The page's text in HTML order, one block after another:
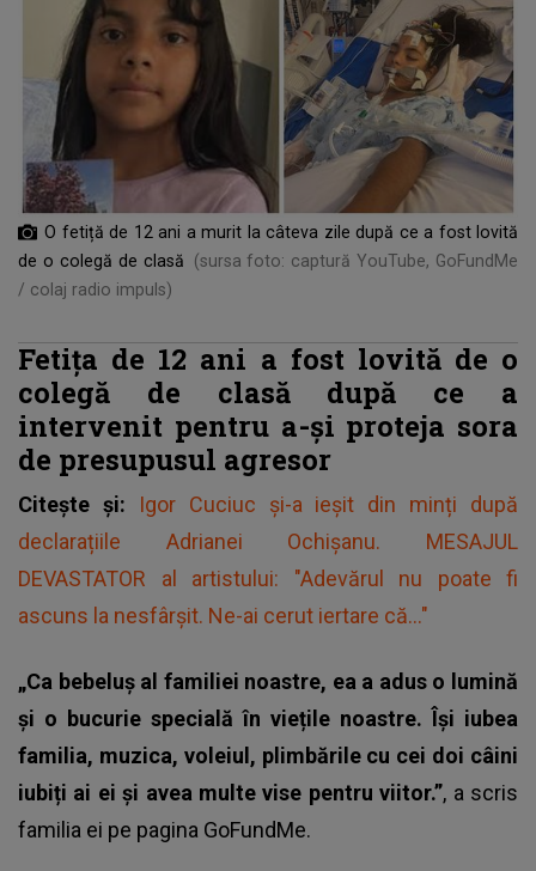
O fetiță de 12 ani a murit la câteva zile după ce a fost lovită
de o colegă de clasă
(sursa foto: captură YouTube, GoFundMe
/ colaj radio impuls)
Fetița de 12 ani a fost lovită de o
colegă de clasă după ce a
intervenit pentru a-și proteja sora
de presupusul agresor
Citește și:
Igor Cuciuc și-a ieșit din minți după
declarațiile Adrianei Ochișanu. MESAJUL
DEVASTATOR al artistului: "Adevărul nu poate fi
ascuns la nesfârșit. Ne-ai cerut iertare că..."
„Ca bebeluș al familiei noastre, ea a adus o lumină
și o bucurie specială în viețile noastre. Își iubea
familia, muzica, voleiul, plimbările cu cei doi câini
iubiți ai ei și avea multe vise pentru viitor.”, a scris
familia ei pe pagina GoFundMe.